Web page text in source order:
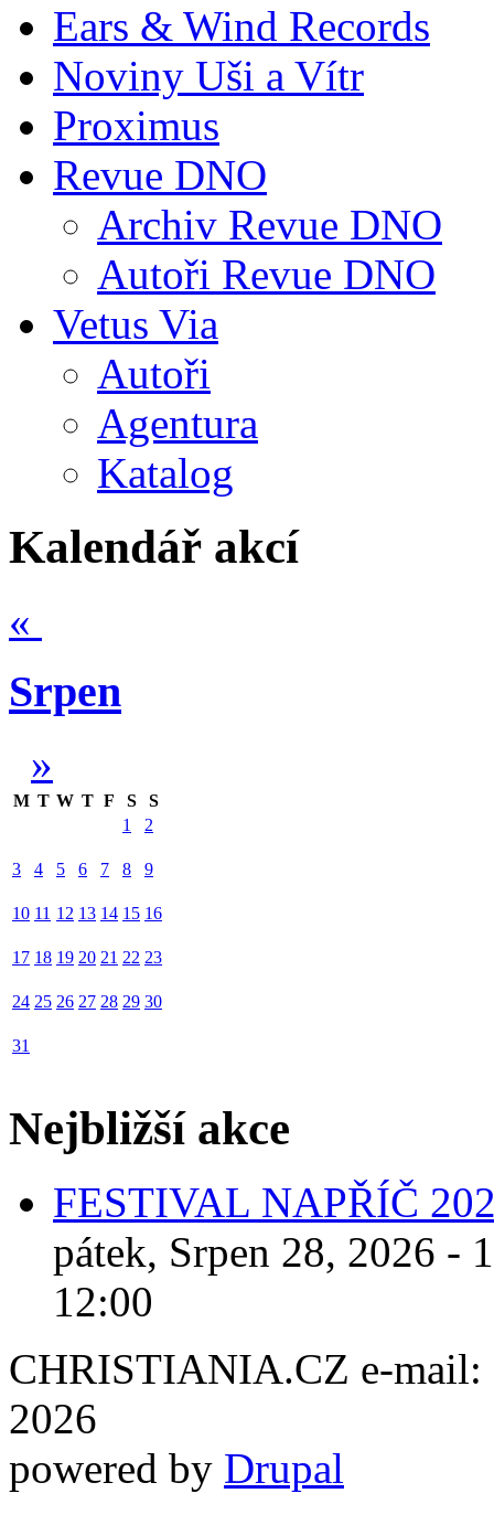
Ears & Wind Records
Noviny Uši a Vítr
Proximus
Revue DNO
Archiv Revue DNO
Autoři Revue DNO
Vetus Via
Autoři
Agentura
Katalog
Kalendář akcí
«
Srpen
»
M T W T F S
S
1
2
3 4 5 6 7 8 9
10 11 12 13 14 15 16
17 18 19 20 21 22 23
24 25 26 27 28 29 30
31
Nejbližší akce
FESTIVAL NAPŘÍČ
pátek, Srpen 28, 2026 -
12:00
CHRISTIANIA.CZ e-mail:
2026
powered by Drupal